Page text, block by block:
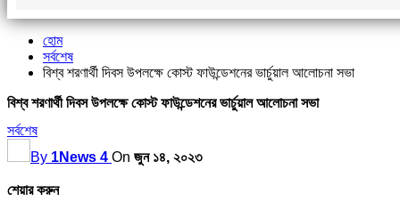
হোম
সর্বশেষ
বিশ্ব শরণার্থী দিবস উপলক্ষে কোস্ট ফাউন্ডেশনের ভার্চুয়াল আলোচনা সভা
বিশ্ব শরণার্থী দিবস উপলক্ষে কোস্ট ফাউন্ডেশনের ভার্চুয়াল আলোচনা সভা
সর্বশেষ
By 1News 4 On জুন ১৪, ২০২৩
শেয়ার করুন